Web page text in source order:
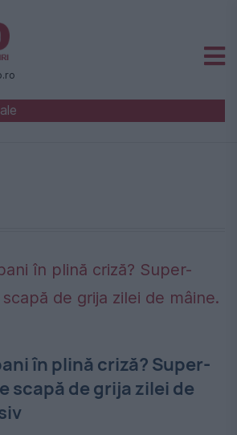
în plină criză? Super-
scapă de grija zilei de